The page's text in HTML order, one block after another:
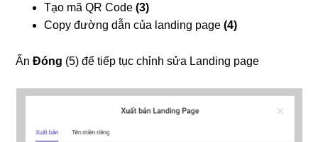
Tạo mã QR Code(3)
Copy đường dẫn của landing page(4)
ẤnĐóng (5) để tiếp tục chỉnh sửa Landing page